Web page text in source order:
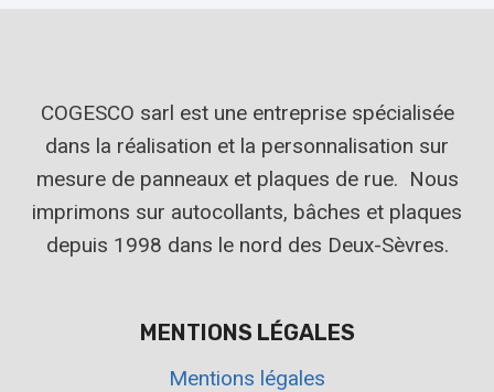
COGESCO sarl est une entreprise spécialisée
dans la réalisation et la personnalisation sur
mesure de panneaux et plaques de rue. Nous
imprimons sur autocollants, bâches et plaques
depuis 1998 dans le nord des Deux-Sèvres.
MENTIONS LÉGALES
Mentions légales